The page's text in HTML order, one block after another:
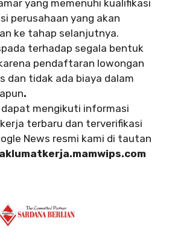
yang memenuhi kualifikasi
perusahaan yang akan
ke tahap selanjutnya.
terhadap segala bentuk
pendaftaran lowongan
dan tidak ada biaya dalam
.
dapat mengikuti informasi
terbaru dan terverifikasi
News resmi kami di tautan